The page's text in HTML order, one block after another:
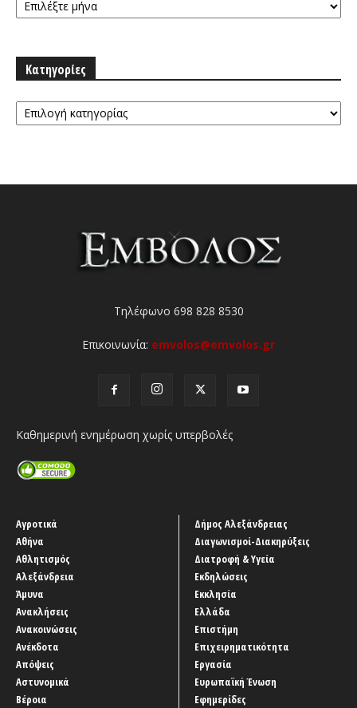
Κατηγορίες
Κατηγορίες
Τηλέφωνο 698 828 8530
Επικοινωνία: emvolos@emvolos.gr
Καθημερινή ενημέρωση χωρίς υπερβολές
Αγροτικά
Αθήνα
Αθλητισμός
Αλεξάνδρεια
Άμυνα
Ανακλήσεις
Ανακοινώσεις
Ανέκδοτα
Απόψεις
Αστυνομικά
Βέροια
Δήμος Αλεξάνδρειας
Διαγωνισμοί-Διακηρύξεις
Διατροφή & Υγεία
Εκδηλώσεις
Εκκλησία
Ελλάδα
Επιστήμη
Επιχειρηματικότητα
Εργασία
Ευρωπαϊκή Ένωση
Εφημερίδες